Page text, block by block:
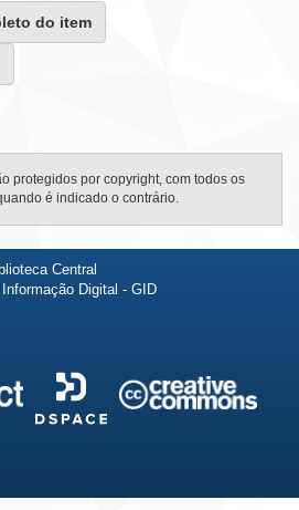
do item
protegidos por copyright, com todos os
é indicado o contrário.
Central
Digital - GID